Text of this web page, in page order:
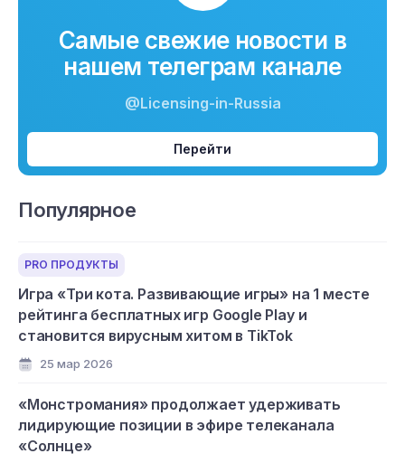
Самые свежие новости в
нашем телеграм канале
@Licensing-in-Russia
Перейти
Популярное
PRO ПРОДУКТЫ
Игра «Три кота. Развивающие игры» на 1 месте
рейтинга бесплатных игр Google Play и
становится вирусным хитом в TikTok
25 мар 2026
«Монстромания» продолжает удерживать
лидирующие позиции в эфире телеканала
«Солнце»